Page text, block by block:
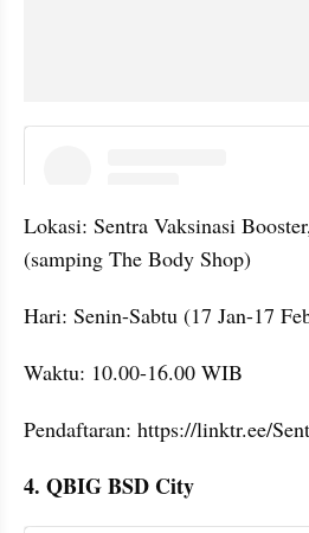
Lokasi: Sentra Vaksinasi
(samping The Body Shop)
Hari: Senin-Sabtu (17 Jan-17
Waktu: 10.00-16.00 WIB
Pendaftaran: https://linktr.ee/
4. QBIG BSD City